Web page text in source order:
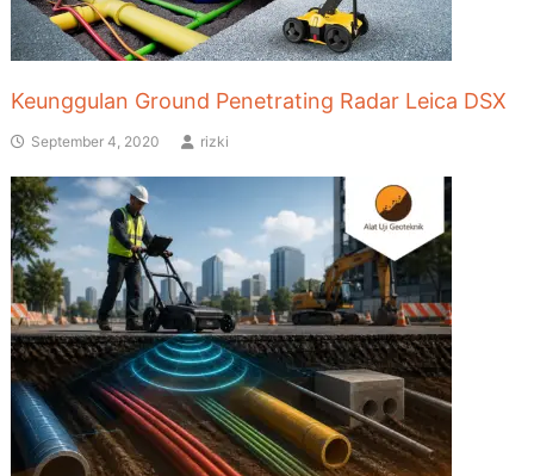
Keunggulan Ground Penetrating Radar Leica DSX
September 4, 2020 rizki